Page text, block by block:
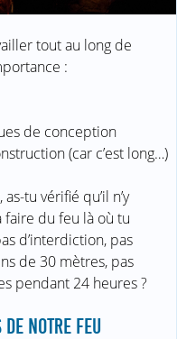
tout au long de
:
de conception
(car c’est long…)
tu vérifié qu’il n’y
du feu là où tu
d’interdiction, pas
de 30 mètres, pas
pendant 24 heures ?
DE NOTRE FEU